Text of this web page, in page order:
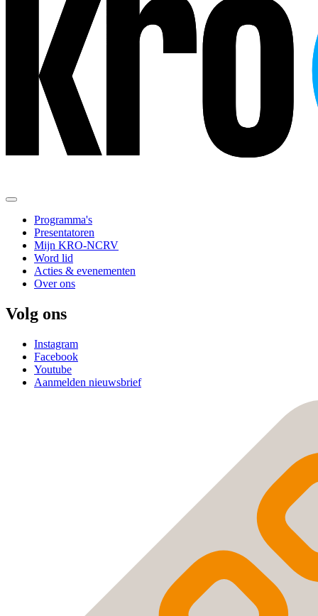
Programma's
Presentatoren
Mijn KRO-NCRV
Word lid
Acties & evenementen
Over ons
Volg ons
Instagram
Facebook
Youtube
Aanmelden nieuwsbrief